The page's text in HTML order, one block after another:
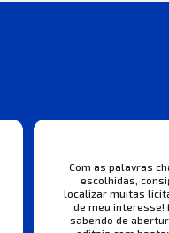
Com as palavras
escolhidas,
localizar muitas
de meu interesse!
sabendo de